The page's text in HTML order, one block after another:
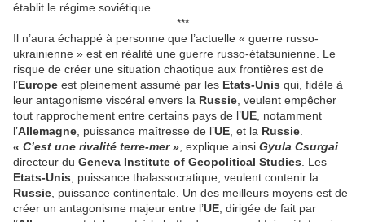
établit le régime sovié­tique.
***
Il n’aura échappé à personne que l’actuelle « guerre russo-
ukrainienne » est en réalité une guerre russo-étatsunienne. Le
risque de créer une situation chaotique aux frontières est de
l’Europe est pleinement assumé par les Etats-Unis qui, fidèle à
leur antagonisme viscéral envers la Russie , veulent empêcher
tout rapprochement entre certains pays de l’UE , notamment
l’Allemagne , puissance maîtresse de l’UE , et la Russie
« C’est une rivalité terre-mer » , explique ainsi Gyula Csurgai
directeur du Geneva Institute of Geopolitical Studies . Les
Etats-Unis , puissance thalassocratique, veulent contenir la
Russie , puissance continentale. Un des meilleurs moyens est de
créer un antagonisme majeur entre l’UE , dirigée de fait par